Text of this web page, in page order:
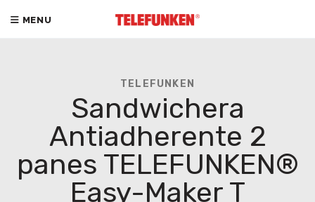
MENU
TELEFUNKEN
Sandwichera
Antiadherente 2
panes TELEFUNKEN®
Easy-Maker T